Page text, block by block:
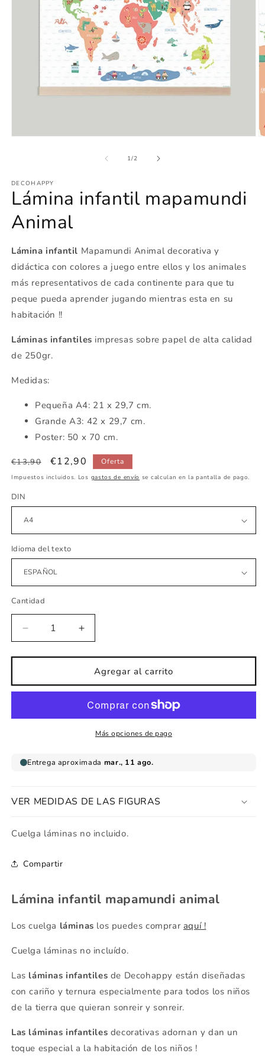
una
ventana
modal
1/de2
DECOHAPPY
Lámina infantil mapamundi
Animal
Lámina infantil Mapamundi Animal decorativa y
didáctica con colores a juego entre ellos y los animales
más representativos de cada continente para que tu
peque pueda aprender jugando mientras esta en su
habitación !!
Láminas infantiles impresas sobre papel de alta calidad
de 250gr.
Medidas:
Pequeña A4: 21 x 29,7 cm.
Grande A3: 42 x 29,7 cm.
Poster: 50 x 70 cm.
Precio
habitual
€13,90
Precio
de
€12,90 Oferta
Impuestos incluidos. Los gastos de envío se calculan en la pantalla de pago.
DIN
Idioma del texto
Cantidad
Reducir
cantidad
para
infantil
mapamundi
Aumentar
cantidad
para
Lámina
infantil
mapamundi
Animal
Agregar al carrito
Más opciones de pago
VER MEDIDAS DE LAS FIGURAS
Cuelga láminas no incluido.
Compartir
Lámina infantil mapamundi animal
Los cuelga láminas los puedes comprar aquí !
Cuelga láminas no incluído.
Las láminas infantiles de Decohappy están diseñadas
con cariño y ternura especialmente para todos los niños
de la tierra que quieran sonreir y sonreir.
Las láminas infantiles decorativas adornan y dan un
toque especial a la habitación de los niños !